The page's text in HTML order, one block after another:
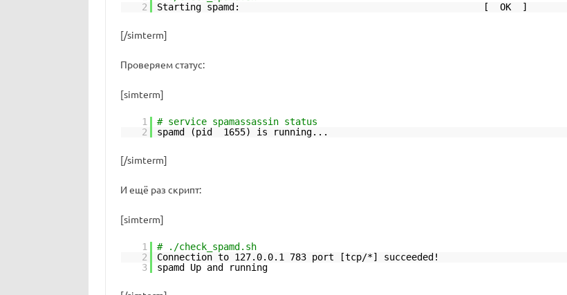
2
Starting spamd: [ OK ]
[/simterm]
Проверяем статус:
[simterm]
1
# service spamassassin status
2
spamd (pid 1655) is running...
[/simterm]
И ещё раз скрипт:
[simterm]
1
# ./check_spamd.sh
2
Connection to 127.0.0.1 783 port [tcp/*] succeeded!
3
spamd Up and running